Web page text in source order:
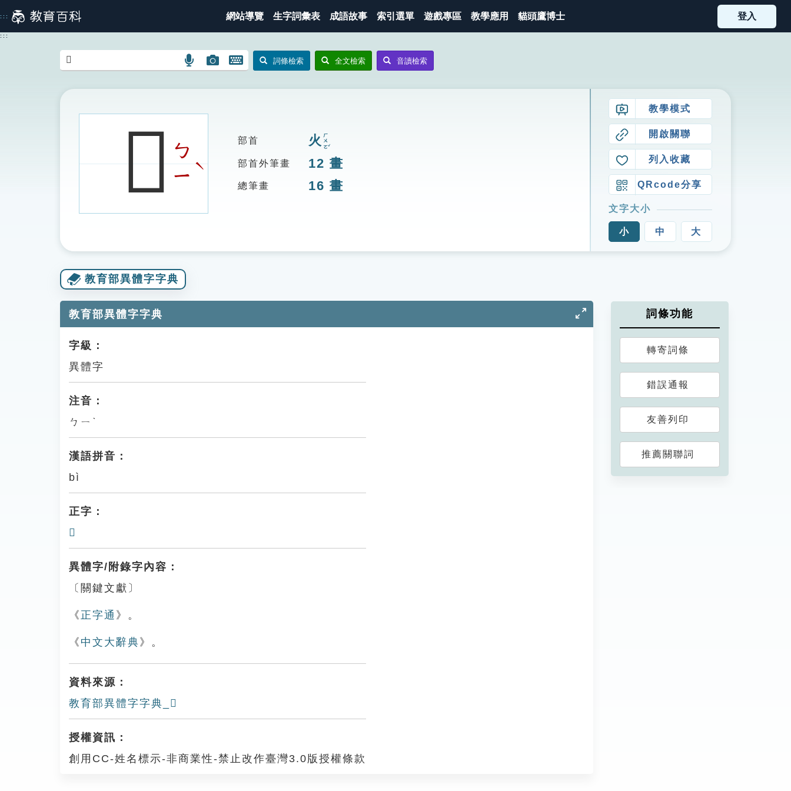
到
主
::: 網站導覽 生字詞彙表 成語故事 索引選單 遊戲專區 教學應用 貓頭鷹博士 登入
:::
語
搜
圖
圖
搜
開
鍵
詞條檢索 全文檢索 音讀檢索
𤎪ㄅ
ㄧ
ˋ
部首 火 ㄏㄨㄛˇ
部首外筆畫 12 畫
總筆畫 16 畫
教學模式
開啟關聯
列入收藏
QRcode分享
文字大小
小 中 大
教育部異體字字典
教育部異體字字典
字級：
異體字
注音：
ㄅㄧˋ
漢語拼音：
bì
正字：
𤐧
異體字/附錄字內容：
〔關鍵文獻〕
《 正字通 》。
《 中文大辭典 》。
資料來源：
教育部異體字字典_𤎪
授權資訊：
創用CC-姓名標示-非商業性-禁止改作臺灣3.0版授權條款
詞條功能
轉寄詞條
錯誤通報
友善列印
推薦關聯詞